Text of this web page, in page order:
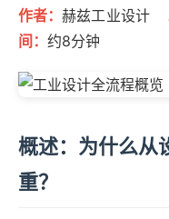
作者：赫兹工业设计
间： 约8分钟
概述：为什么从
重？